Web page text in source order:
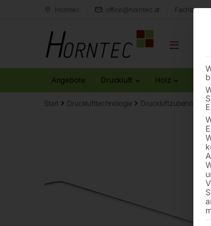
Horntec office@horntec.at
Angebote Druckluft Holz
Start Drucklufttechnologie Druckluftzubehör